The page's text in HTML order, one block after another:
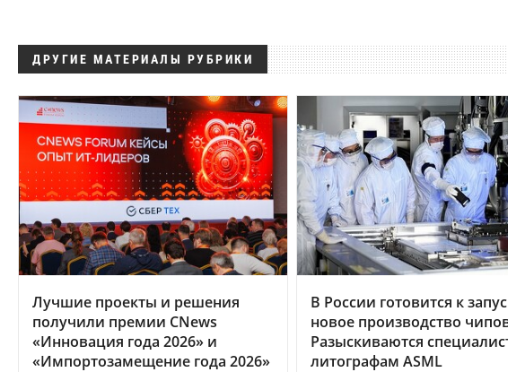
ДРУГИЕ МАТЕРИАЛЫ РУБРИКИ
Лучшие проекты и решения
получили премии CNews
«Инновация года 2026» и
«Импортозамещение года 2026»
В России готовится к
новое производство
Разыскиваются
литографам ASML